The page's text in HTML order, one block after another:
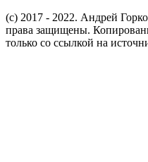
(c) 2017 - 2022. Андрей
права защищены.
только со ссылкой на